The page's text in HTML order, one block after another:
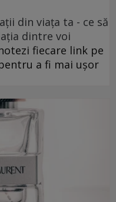
din viața ta - ce să
dintre voi
fiecare link pe
a fi mai ușor